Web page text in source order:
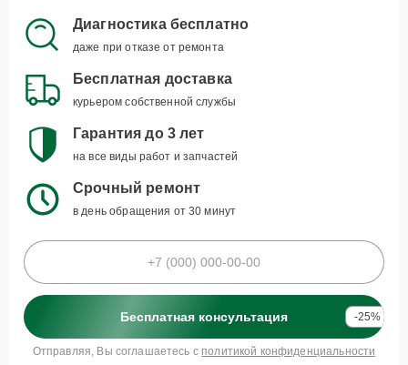
Диагностика бесплатно
даже при отказе от ремонта
Бесплатная доставка
курьером собственной службы
Гарантия до 3 лет
на все виды работ и запчастей
Срочный ремонт
в день обращения от 30 минут
Бесплатная консультация -25%
Отправляя, Вы соглашаетесь с политикой конфиденциальности